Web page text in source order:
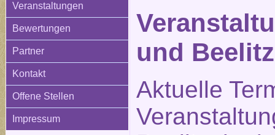
Veranstaltungen
Bewertungen
Partner
Kontakt
Offene Stellen
Impressum
und
Aktuelle